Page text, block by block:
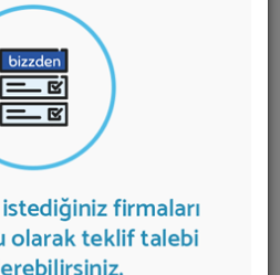
bulundu.
Orman Ürünlerisunan firmalar
Orman Ürünleri
ya da "İlk 5 Firmadan Teklif İste"
teklif talebinizi firmalara